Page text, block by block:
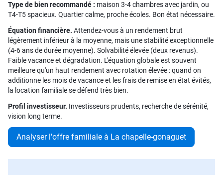
Type de bien recommandé : maison 3-4 chambres avec jardin, ou
T4-T5 spacieux. Quartier calme, proche écoles. Bon état nécessaire.
Équation financière. Attendez-vous à un rendement brut
légèrement inférieur à la moyenne, mais une stabilité exceptionnelle
(4-6 ans de durée moyenne). Solvabilité élevée (deux revenus).
Faible vacance et dégradation. L'équation globale est souvent
meilleure qu'un haut rendement avec rotation élevée : quand on
additionne les mois de vacance et les frais de remise en état évités,
la location familiale se défend très bien.
Profil investisseur. Investisseurs prudents, recherche de sérénité,
vision long terme.
Analyser l'offre familiale à La chapelle-gonaguet